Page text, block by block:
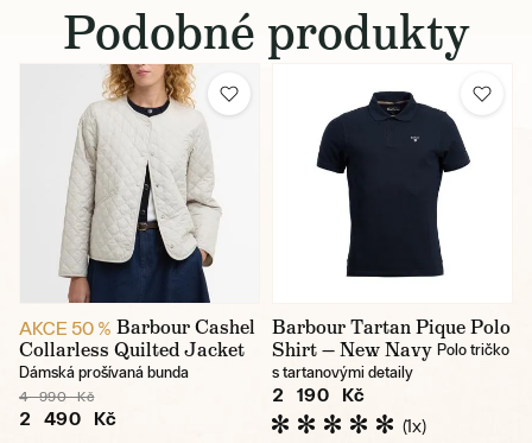
Podobné produkty
AKCE 50 % Barbour Cashel
Collarless Quilted Jacket
Dámská prošívaná bunda
4 990 Kč
2 490 Kč
Barbour Tartan Pique Polo
Shirt — New Navy Polo tričko
s tartanovými detaily
2 190 Kč
(1x)